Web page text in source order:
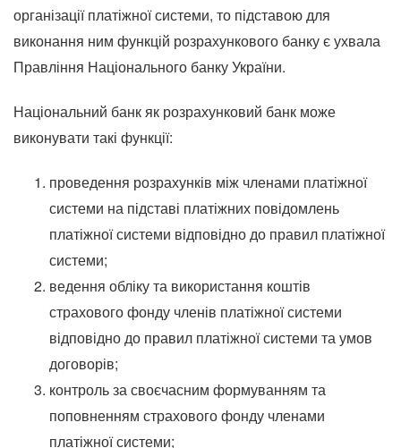
організації платіжної системи, то підставою для
виконання ним функцій розрахункового банку є ухвала
Правління Національного банку України.
Національний банк як розрахунковий банк може
виконувати такі функції:
проведення розрахунків між членами платіжної
системи на підставі платіжних повідомлень
платіжної системи відповідно до правил платіжної
системи;
ведення обліку та використання коштів
страхового фонду членів платіжної системи
відповідно до правил платіжної системи та умов
договорів;
контроль за своєчасним формуванням та
поповненням страхового фонду членами
платіжної системи;